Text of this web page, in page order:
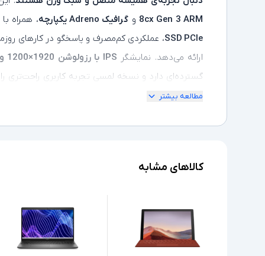
8cx Gen 3 ARM و گرافیک Adreno یکپارچه ، همراه با
SSD PCIe، عملکردی کم‌مصرف و پاسخگو در کارهای
ارائه می‌دهد. نمایشگر IPS با رزولوشن 1920×1200 و نسبت 16:10
حدود1.06 کیلوگرم
همیشگی، قابلیت لمسی و وزن کم
مطالعه بیشتر
کالاهای مشابه